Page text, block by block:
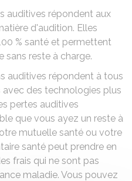
auditives répondent aux
d'audition. Elles
% santé et permettent
sans reste à charge.
auditives répondent à tous
avec des technologies plus
pertes auditives
que vous ayez un reste à
mutuelle santé ou votre
santé peut prendre en
frais qui ne sont pas
maladie. Vous pouvez